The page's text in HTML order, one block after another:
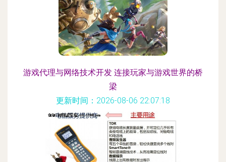
游戏代理与网络技术开发 连接玩家与游戏世界的桥
梁
更新时间：2026-08-06 22:07:18